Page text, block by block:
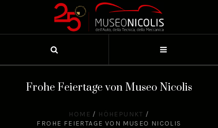
Frohe Feiertage von Museo Nicolis
HOME / HÖHEPUNKT /
FROHE FEIERTAGE VON MUSEO NICOLIS